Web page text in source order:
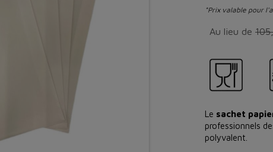
*Prix valable pour
Au lieu de
Le sachet
professionnels
polyvalent.